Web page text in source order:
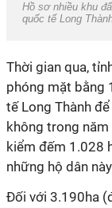
Hồ sơ nhiều khu
quốc tế Long
Thời gian qua,
phóng mặt bằng
tế Long Thành
không trong
kiểm đếm 1.028
những hộ dân
Đối với 3.190ha